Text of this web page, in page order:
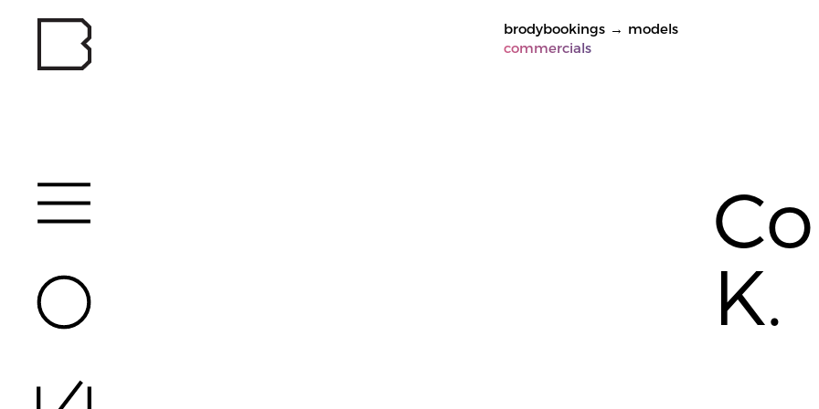
brodybookings → models
commercials
K.